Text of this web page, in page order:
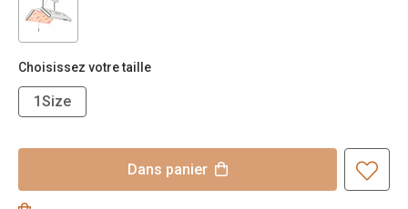
Choisissez votre taille
1Size
Dans panier